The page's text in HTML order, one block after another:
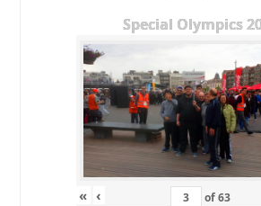
Special Olympics
« ‹ of63